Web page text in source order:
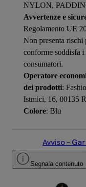
NYLON,
Avvertenze e
Regolamento UE
Non presenta rischi
conforme soddisfa
consumatori.
Operatore
dei prodotti:
Istmici, 16, 00135
Colore: Blu
Avviso –
Segnala contenuto